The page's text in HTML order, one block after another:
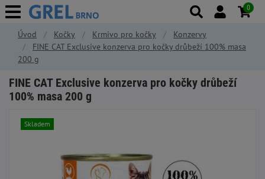
Úvod Kočky Krmivo pro kočky
Konzervy
FINE CAT Exclusive konzerva pro kočky drůbeží 100% masa
200 g
FINE CAT Exclusive konzerva pro kočky drůbeží
100% masa 200 g
Skladem
0